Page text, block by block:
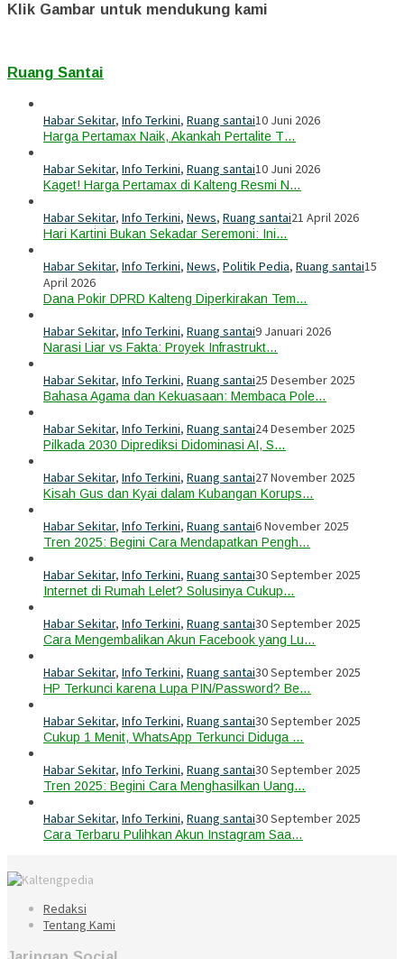
Klik Gambar untuk mendukung kami
Ruang Santai
Habar Sekitar, Info Terkini, Ruang santai10 Juni 2026
Harga Pertamax Naik, Akankah Pertalite T…
Habar Sekitar, Info Terkini, Ruang santai10 Juni 2026
Kaget! Harga Pertamax di Kalteng Resmi N…
Habar Sekitar, Info Terkini, News, Ruang santai21 April 2026
Hari Kartini Bukan Sekadar Seremoni: Ini…
Habar Sekitar, Info Terkini, News, Politik Pedia, Ruang santai15
April 2026
Dana Pokir DPRD Kalteng Diperkirakan Tem…
Habar Sekitar, Info Terkini, Ruang santai9 Januari 2026
Narasi Liar vs Fakta: Proyek Infrastrukt…
Habar Sekitar, Info Terkini, Ruang santai25 Desember 2025
Bahasa Agama dan Kekuasaan: Membaca Pole…
Habar Sekitar, Info Terkini, Ruang santai24 Desember 2025
Pilkada 2030 Diprediksi Didominasi AI, S…
Habar Sekitar, Info Terkini, Ruang santai27 November 2025
Kisah Gus dan Kyai dalam Kubangan Korups…
Habar Sekitar, Info Terkini, Ruang santai6 November 2025
Tren 2025: Begini Cara Mendapatkan Pengh…
Habar Sekitar, Info Terkini, Ruang santai30 September 2025
Internet di Rumah Lelet? Solusinya Cukup…
Habar Sekitar, Info Terkini, Ruang santai30 September 2025
Cara Mengembalikan Akun Facebook yang Lu…
Habar Sekitar, Info Terkini, Ruang santai30 September 2025
HP Terkunci karena Lupa PIN/Password? Be…
Habar Sekitar, Info Terkini, Ruang santai30 September 2025
Cukup 1 Menit, WhatsApp Terkunci Diduga …
Habar Sekitar, Info Terkini, Ruang santai30 September 2025
Tren 2025: Begini Cara Menghasilkan Uang…
Habar Sekitar, Info Terkini, Ruang santai30 September 2025
Cara Terbaru Pulihkan Akun Instagram Saa…
Redaksi
Tentang Kami